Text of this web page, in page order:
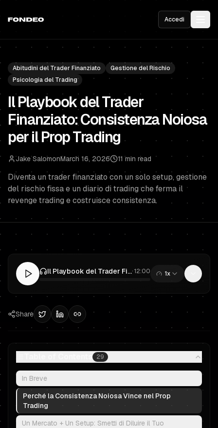
Accedi
Abitudini del Trader Finanziato
Gestione del Rischio
Psicologia del Trading
Il Playbook del Trader
Finanziato: Consistenza Noiosa
per il Prop Trading
Jake SalomonMarch 16, 2026 11 min read
Diventa un trader finanziato con un solo setup, gestione
del rischio fissa e un diario di trading che ferma il
revenge trading e costruisce consistenza.
Il Playbook del Trader Finanziato: Consistenza Noiosa per il Prop Trading·12:00 1x
Share
29
In Breve
Perché la Consistenza Noiosa Vince nel Prop
Trading
Un Mercato + Un Setup: Smetti di Diluire il Tuo